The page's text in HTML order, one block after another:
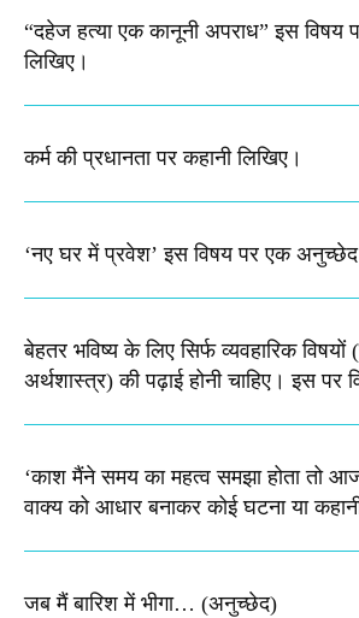
“दहेज हत्या एक कानूनी अपराध” इस विषय
लिखिए।
कर्म की प्रधानता पर कहानी लिखिए​।
‘नए घर में प्रवेश’ इस विषय पर एक
बेहतर भविष्य के लिए सिर्फ व्यवहारिक विषयों
अर्थशास्त्र) की पढ़ाई होनी चाहिए। इस पर
‘काश मैंने समय का महत्व समझा होता तो
वाक्य को आधार बनाकर कोई घटना या
जब मैं बारिश में भीगा… (अनुच्छेद)